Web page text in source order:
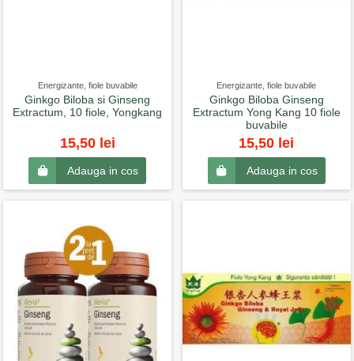
Energizante, fiole buvabile
Ginkgo Biloba si Ginseng
Extractum, 10 fiole, Yongkang
15,50 lei
Adauga in cos
Energizante, fiole buvabile
Ginkgo Biloba Ginseng
Extractum Yong Kang 10 fiole
buvabile
15,50 lei
Adauga in cos